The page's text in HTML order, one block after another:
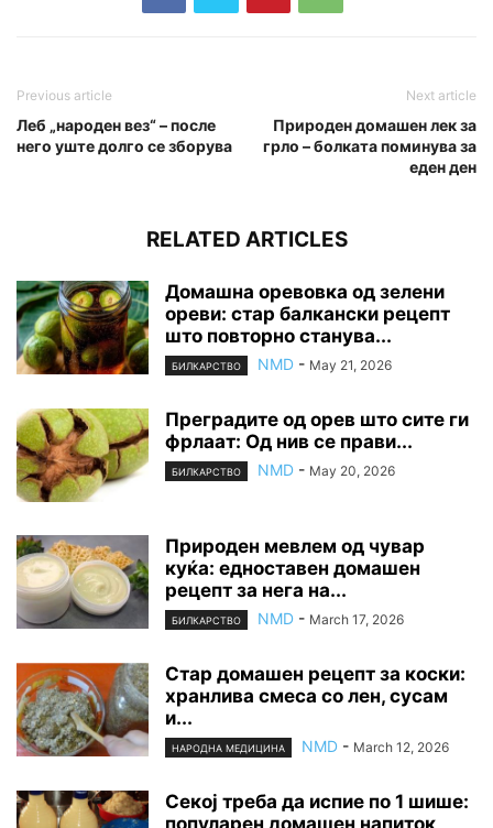
Previous article
Леб „народен вез“ – после
него уште долго се зборува
Next article
Природен домашен лек за
грло – болката поминува за
еден ден
RELATED ARTICLES
Домашна оревовка од зелени
ореви: стар балкански рецепт
што повторно станува...
БИЛКАРСТВО NMD - May 21, 2026
Преградите од орев што сите ги
фрлаат: Од нив се прави...
БИЛКАРСТВО NMD - May 20, 2026
Природен мевлем од чувар
куќа: едноставен домашен
рецепт за нега на...
БИЛКАРСТВО NMD - March 17, 2026
Стар домашен рецепт за коски:
хранлива смеса со лен, сусам
и...
НАРОДНА МЕДИЦИНА NMD - March 12, 2026
Секој треба да испие по 1 шише: